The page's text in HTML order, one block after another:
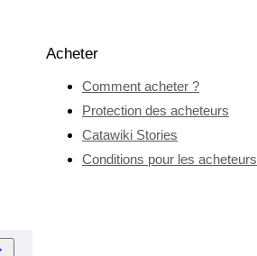
Acheter
Comment acheter ?
Protection des acheteurs
Catawiki Stories
Conditions pour les acheteurs